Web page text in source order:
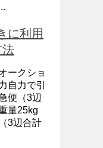
に利用
法
ークショ
自力で引
便（3辺
量25kg
3辺合計